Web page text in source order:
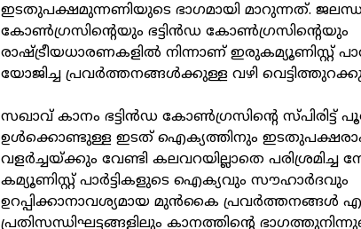
ഇടതുപക്ഷമുന്നണിയുടെ ഭാഗമായി മാറുന്നത്.
കോണ്‍ഗ്രസിന്റെയും ഭട്ടിന്‍ഡ കോണ്‍ഗ്രസിന്റെയും
രാഷ്ട്രീയധാരണകളില്‍ നിന്നാണ് ഇരുകമ്യൂണിസ്റ്റ്
യോജിച്ച പ്രവര്‍ത്തനങ്ങള്‍ക്കുള്ള വഴി
സഖാവ് കാനം ഭട്ടിന്‍ഡ കോണ്‍ഗ്രസിന്റെ സ്പിരിട്ട്
ഉള്‍ക്കൊണ്ടുള്ള ഇടത് ഐക്യത്തിനും
വളര്‍ച്ചയ്ക്കും വേണ്ടി കലവറയില്ലാതെ പരിശ്രമിച്ച
കമ്യൂണിസ്റ്റ് പാര്‍ട്ടികളുടെ ഐക്യവും സൗഹാര്‍ദവും
ഉറപ്പിക്കാനാവശ്യമായ മുന്‍കൈ പ്രവര്‍ത്തനങ്ങള്‍
പ്രതിസന്ധിഘട്ടങ്ങളിലും കാനത്തിന്റെ